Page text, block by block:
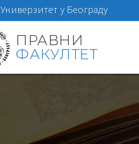
Универзитет у Београду
ПРАВНИ
ФАКУЛТЕТ